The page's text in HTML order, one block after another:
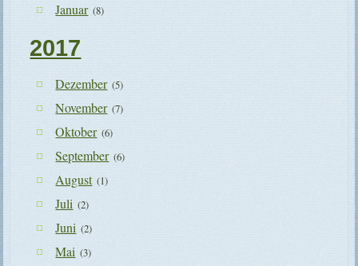
Januar (8)
2017
Dezember (5)
November (7)
Oktober (6)
September (6)
August (1)
Juli (2)
Juni (2)
Mai (3)